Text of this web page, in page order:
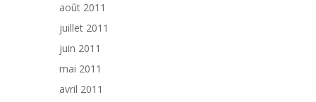
août 2011
juillet 2011
juin 2011
mai 2011
avril 2011